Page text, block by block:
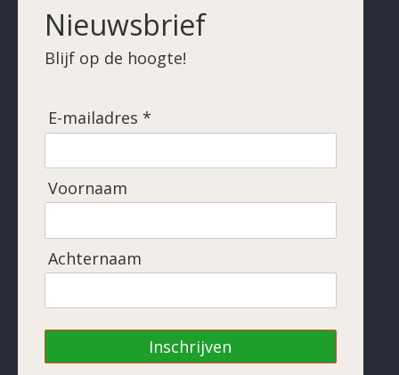
Nieuwsbrief
Blijf op de hoogte!
E-mailadres *
Voornaam
Achternaam
Inschrijven